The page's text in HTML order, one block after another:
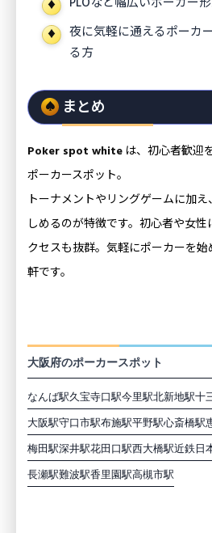
夜に気軽に通えるポーカ
る方
まとめ
Poker spot white は、初心者歓迎
ポーカースポット。
トーナメントやリングゲームに加
しめるのが特徴です。初心者や女
クセスも抜群。気軽にポーカーを
軒です。
大阪府のポーカースポット
なんば駅久宝寺口駅今里駅北新地駅十
大阪駅守口市駅布施駅平野駅心斎橋駅
梅田駅深井駅花田口駅西大橋駅近鉄日
長瀬駅難波駅香里園駅高槻市駅